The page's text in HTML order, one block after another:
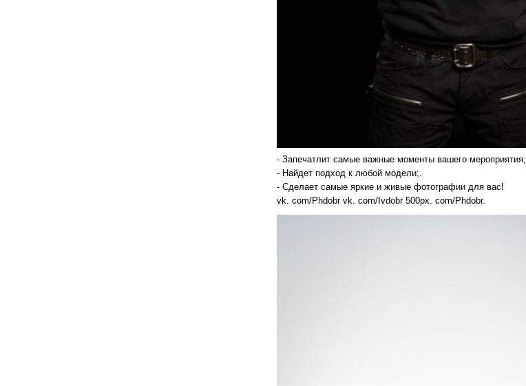
- Запечатлит самые важные моменты вашего мероприятия;.
- Найдет подход к любой модели;.
- Сделает самые яркие и живые фотографии для вас!
vk. com/Phdobr vk. com/Ivdobr 500px. com/Phdobr.